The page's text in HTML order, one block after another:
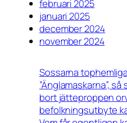
februari 2025
januari 2025
december 2024
november 2024
Sossarna
”Änglamaskarna”,
bort jätteproppen
befolkningsutbyte